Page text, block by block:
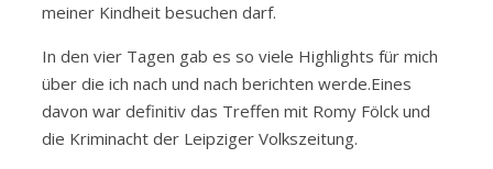
meiner Kindheit besuchen darf.
In den vier Tagen gab es so viele Highlights für mich
über die ich nach und nach berichten werde.Eines
davon war definitiv das Treffen mit Romy Fölck und
die Kriminacht der Leipziger Volkszeitung.